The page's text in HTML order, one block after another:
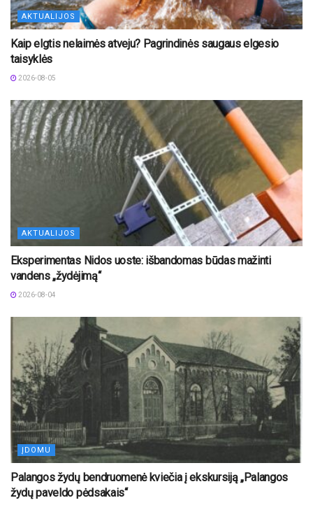
AKTUALIJOS
Kaip elgtis nelaimės atveju? Pagrindinės saugaus elgesio
taisyklės
2026-08-05
AKTUALIJOS
Eksperimentas Nidos uoste: išbandomas būdas mažinti
vandens „žydėjimą“
2026-08-04
ĮDOMU
Palangos žydų bendruomenė kviečia į ekskursiją „Palangos
žydų paveldo pėdsakais“